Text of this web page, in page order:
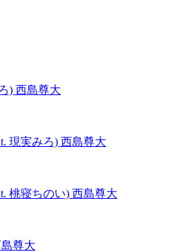
) 西島尊大
現実みろ) 西島尊大
桃寝ちのい) 西島尊大
尊大